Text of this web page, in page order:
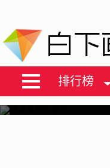
白下
排行榜
艺术家名气提升
艺术品文物复制
艺术品藏品代售